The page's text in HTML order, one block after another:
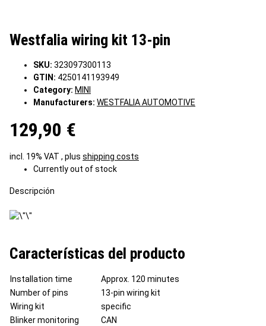
Westfalia wiring kit 13-pin
SKU: 323097300113
GTIN: 4250141193949
Category: MINI
Manufacturers: WESTFALIA AUTOMOTIVE
129,90 €
incl. 19% VAT , plus shipping costs
Currently out of stock
Descripción
Características del producto
Installation time
Approx. 120 minutes
Number of pins
13-pin wiring kit
Wiring kit
specific
Blinker monitoring
CAN